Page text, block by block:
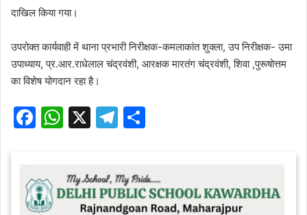
दाखिल किया गया।
उपरोक्त कार्यवाही में थाना प्रभारी निरीक्षक-कमलाकांत शुक्ला, उप निरीक्षक- उमा
उपाध्याय, प्र.आर.राधेलाल चंद्रवंशी, आरक्षक मारतंग चंद्रवंशी, शिवा ,पुरूषोत्तम
का विशेष योगदान रहा है।
F
e
b
W
s
A
X
T
gr
a
e